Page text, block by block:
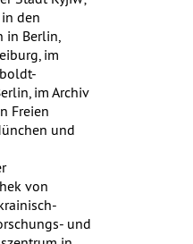
den
in Berlin,
im
im Archiv
Freien
und
von
und